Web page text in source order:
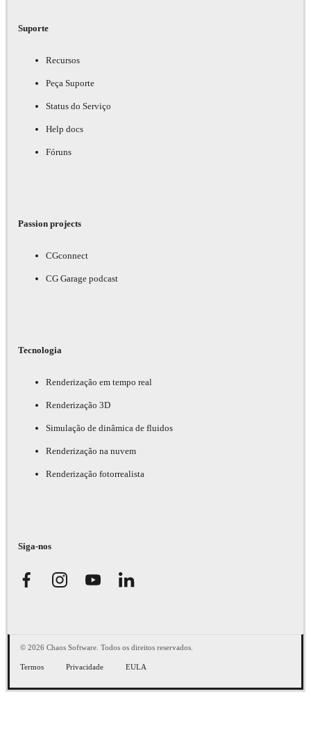
Suporte
Recursos
Peça Suporte
Status do Serviço
Help docs
Fóruns
Passion projects
CGconnect
CG Garage podcast
Tecnologia
Renderização em tempo real
Renderização 3D
Simulação de dinâmica de fluidos
Renderização na nuvem
Renderização fotorrealista
Siga-nos
© 2026 Chaos Software. Todos os direitos reservados.
Termos Privacidade EULA